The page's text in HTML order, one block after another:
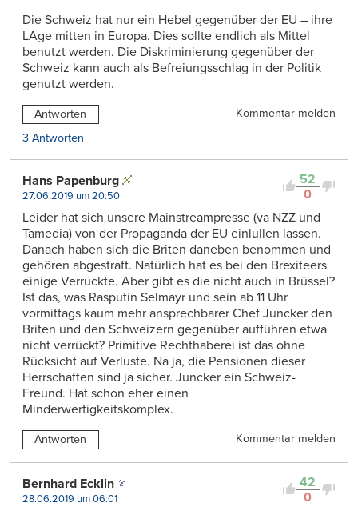
Die Schweiz hat nur ein Hebel gegenüber der EU – ihre
LAge mitten in Europa. Dies sollte endlich als Mittel
benutzt werden. Die Diskriminierung gegenüber der
Schweiz kann auch als Befreiungsschlag in der Politik
genutzt werden.
Antworten
Kommentar melden
3 Antworten
52
0
Hans Papenburg
27.06.2019 um 20:50
Leider hat sich unsere Mainstreampresse (va NZZ und
Tamedia) von der Propaganda der EU einlullen lassen.
Danach haben sich die Briten daneben benommen und
gehören abgestraft. Natürlich hat es bei den Brexiteers
einige Verrückte. Aber gibt es die nicht auch in Brüssel?
Ist das, was Rasputin Selmayr und sein ab 11 Uhr
vormittags kaum mehr ansprechbarer Chef Juncker den
Briten und den Schweizern gegenüber aufführen etwa
nicht verrückt? Primitive Rechthaberei ist das ohne
Rücksicht auf Verluste. Na ja, die Pensionen dieser
Herrschaften sind ja sicher. Juncker ein Schweiz-
Freund. Hat schon eher einen
Minderwertigkeitskomplex.
Antworten Kommentar melden
42
0
Bernhard Ecklin
28.06.2019 um 06:01